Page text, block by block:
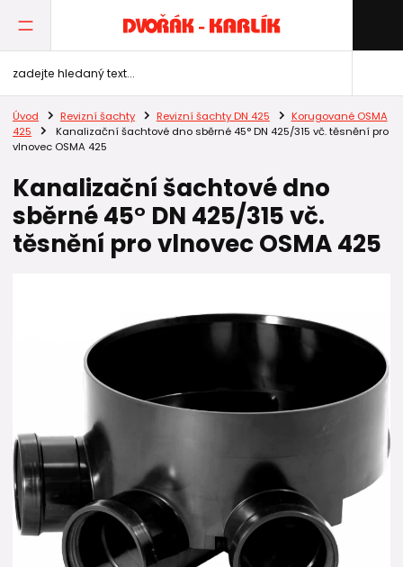
Úvod Revizní šachty Revizní šachty DN 425
Korugované OSMA
425
Kanalizační šachtové dno sběrné 45° DN 425/315 vč. těsnění pro
vlnovec OSMA 425
Kanalizační šachtové dno
sběrné 45° DN 425/315 vč.
těsnění pro vlnovec OSMA 425